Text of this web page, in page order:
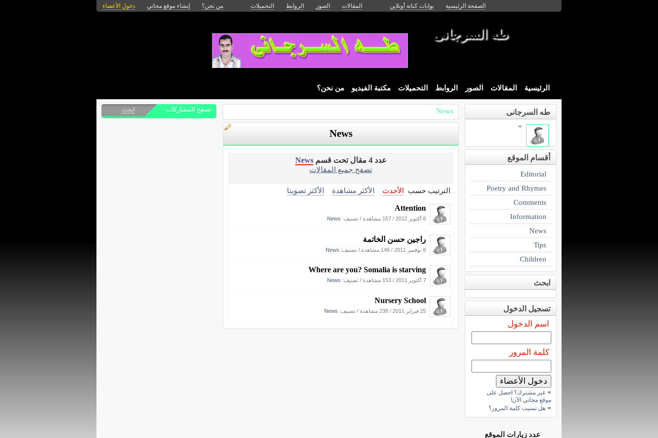
الصفحة الرئيسية بوابات كنانة أونلاين المقالات الصور الروابط التحميلات من نحن؟ إنشاء موقع مجاني دخول الأعضاء
طه السرجانى
الرئيسية المقالات الصور الروابط التحميلات مكتبة الفيديو من نحن؟
News
News
عدد 4 مقال تحت قسم
News
تصفح جميع المقالات
الترتيب حسب الأحدث الأكثر مشاهدة الأكثر تصويتا
Attention
6 أكتوبر 2012 / 157 مشاهدة / تصنيف: News
راجين حسن الخاتمة
8 نوفمبر 2011 / 146 مشاهدة / تصنيف: News
Where are you? Somalia is starving
7 أكتوبر 2011 / 153 مشاهدة / تصنيف: News
Nursery School
25 فبراير 2011 / 238 مشاهدة / تصنيف: News
طه السرجانى
»
أقسام الموقع
Editorial
Poetry and Rhymes
Comments
Information
News
Tips
Children
ابحث
تسجيل الدخول
اسم الدخول
كلمة المرور
» غير مشترك؟ احصل على
موقع مجاني الآن!
» هل نسيت كلمة المرور؟
عدد زيارات الموقع
تصفح المشاركات ابحث